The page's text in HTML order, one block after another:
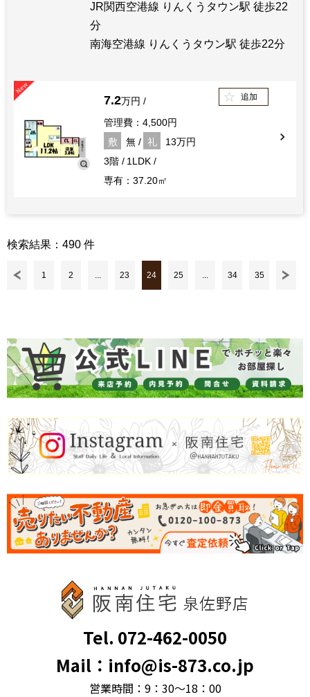
JR関西空港線 りんくうタウン駅 徒歩22
分
南海空港線 りんくうタウン駅 徒歩22分
7.2万円
管理費：4,500円
敷
無 礼
13万円
3階
1LDK
専有：37.20㎡
追加
検索結果：490 件
1 2 ... 23 24 25 ... 34 35
Tel. 072-462-0050
Mail：info@is-873.co.jp
営業時間：9：30～18：00